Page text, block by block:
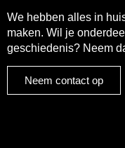
We hebben alles in
maken. Wil je
geschiedenis? Neem
Neem contact op